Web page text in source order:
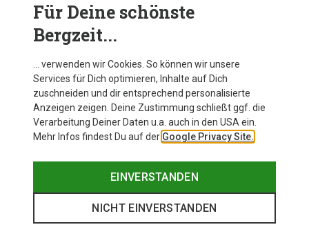
Armedangels
Herren Aarvo Denim Shorts
L|M
Für Deine schönste
Bergzeit...
… verwenden wir Cookies. So können wir unsere
Services für Dich optimieren, Inhalte auf Dich
zuschneiden und dir entsprechend personalisierte
Anzeigen zeigen. Deine Zustimmung schließt ggf. die
Verarbeitung Deiner Daten u.a. auch in den USA ein.
Mehr Infos findest Du auf der Google Privacy Site.
EINVERSTANDEN
NICHT EINVERSTANDEN